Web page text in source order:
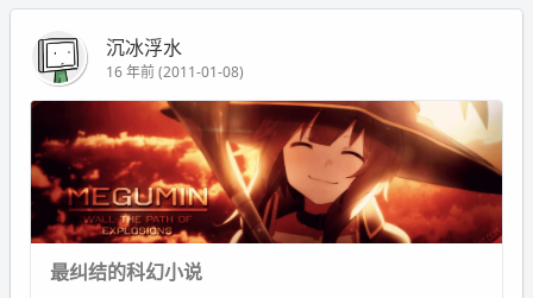
沉冰浮水
16 年前 (2011-01-08)
最纠结的科幻小说